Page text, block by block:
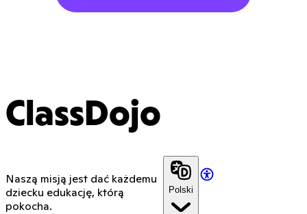
ClassDojo
Naszą misją jest dać każdemu
dziecku edukację, którą
pokocha.
Polski